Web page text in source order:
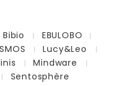
Bibio
EBULOBO
Lucy&Leo
Mindware
Sentosphère